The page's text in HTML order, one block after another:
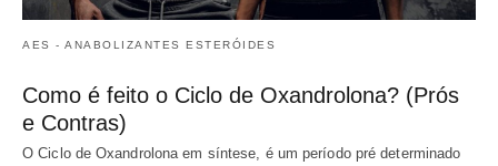
AES - ANABOLIZANTES ESTERÓIDES
Como é feito o Ciclo de Oxandrolona? (Prós
e Contras)
O Ciclo de Oxandrolona em síntese, é um período pré determinado